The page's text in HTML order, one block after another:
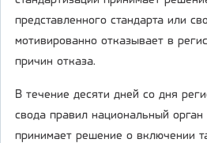
представленного стандарта или
мотивированно отказывает в
причин отказа.
В течение десяти дней со дня
свода правил национальный орган
принимает решение о включении